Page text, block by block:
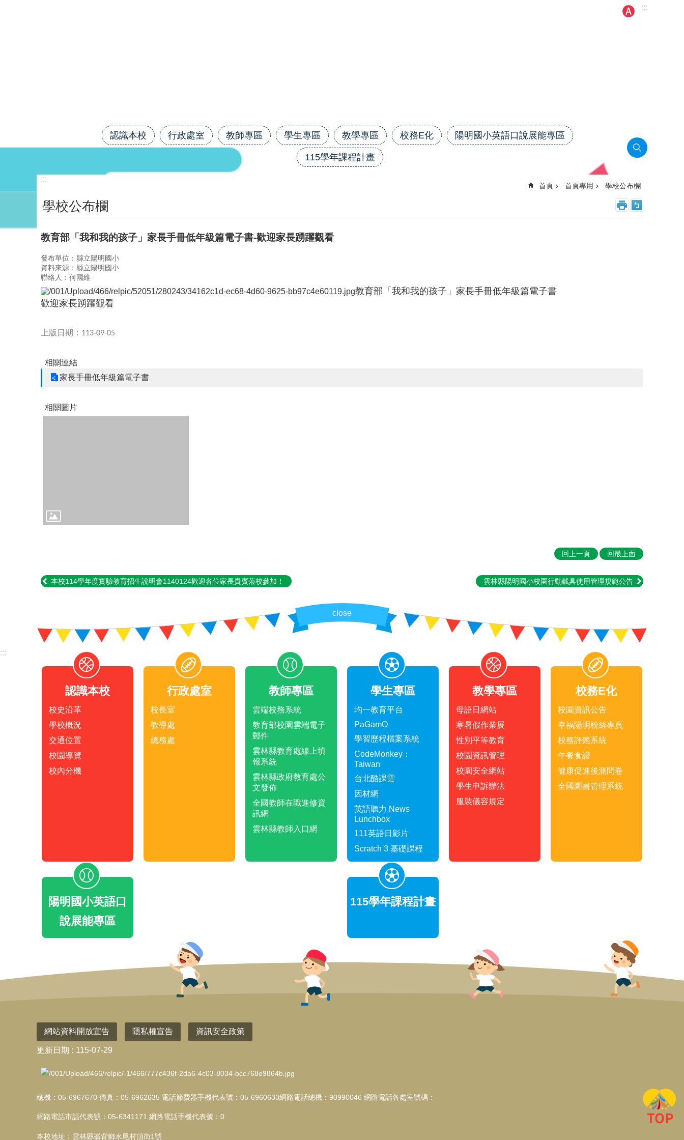
:::
認識本校 行政處室 教師專區 學生專區 教學專區 校務E化 陽明國小英語口說展能專區
115學年課程計畫
:::
首頁 首頁專用 學校公布欄
學校公布欄
教育部「我和我的孩子」家長手冊低年級篇電子書-歡迎家長踴躍觀看
發布單位：縣立陽明國小
資料來源：縣立陽明國小
聯絡人：何國維
教育部「我和我的孩子」家長手冊低年級篇電子書
歡迎家長踴躍觀看
上版日期： 113-09-05
相關連結
家長手冊低年級篇電子書
相關圖片
回上一頁 回最上面
本校114學年度實驗教育招生說明會1140124歡迎各位家長貴賓蒞校參加！ 雲林縣陽明國小校園行動載具使用管理規範公告
close
:::
認識本校
校史沿革
學校概況
交通位置
校園導覽
校內分機
行政處室
校長室
教導處
總務處
教師專區
雲端校務系統
教育部校園雲端電子
郵件
雲林縣教育處線上填
報系統
雲林縣政府教育處公
文發佈
全國教師在職進修資
訊網
雲林縣教師入口網
學生專區
均一教育平台
PaGamO
學習歷程檔案系統
CodeMonkey：
Taiwan
台北酷課雲
因材網
英語聽力 News
Lunchbox
111英語日影片
Scratch 3 基礎課程
教學專區
母語日網站
寒暑假作業展
性別平等教育
校園資訊管理
校園安全網站
學生申訴辦法
服裝儀容規定
校務E化
校園資訊公告
幸福陽明粉絲專頁
校務評鑑系統
午餐食譜
健康促進後測問卷
全國圖書管理系統
陽明國小英語口
說展能專區
115學年課程計畫
網站資料開放宣告 隱私權宣告 資訊安全政策
更新日期 115-07-29
總機：05-6967670 傳真：05-6962635 電話節費器手機代表號：05-6960633網路電話總機：90990046 網路電話各處室號碼：
網路電話市話代表號：05-6341171 網路電話手機代表號：0
本校地址：雲林縣崙背鄉水尾村頂街1號